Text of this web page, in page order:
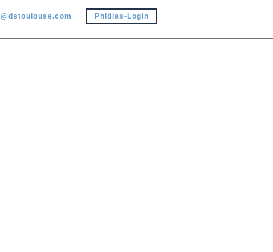
Phidias-Login